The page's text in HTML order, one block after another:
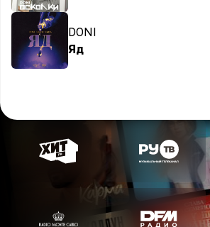
DONI
Яд